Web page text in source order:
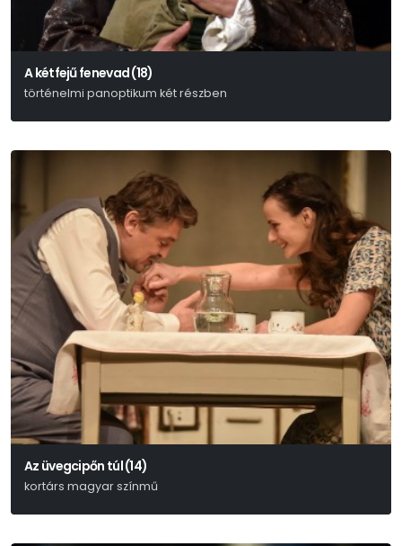
A kétfejű fenevad (18)
történelmi panoptikum két részben
Az üvegcipőn túl (14)
kortárs magyar színmű